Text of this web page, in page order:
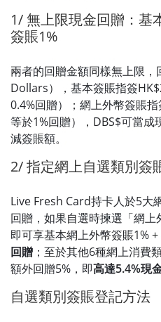
1/ 無上限現金回贈：基
簽賬1%
兩者的回贈金額同樣無上限，
Dollars），基本簽賬指簽
0.4%回贈）；網上外幣簽賬
等於1%回贈），DBS$可當
減簽賬額。
2/ 指定網上自選類別簽
Live Fresh Card持卡人於5大
回贈，如果自選時揀選「網上
即可享基本網上外幣簽賬1% +
回贈 ；至於其他6種網上消費
額外回贈5%，即高達5.4%現
自選類別簽賬登記方法